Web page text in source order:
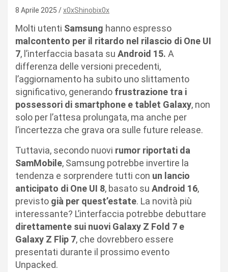
8 Aprile 2025 x0xShinobix0x
Molti utenti Samsung hanno espresso
malcontento per il ritardo nel rilascio di One UI
7, l’interfaccia basata su Android 15. A
differenza delle versioni precedenti,
l’aggiornamento ha subito uno slittamento
significativo, generando frustrazione tra i
possessori di smartphone e tablet Galaxy, non
solo per l’attesa prolungata, ma anche per
l’incertezza che grava ora sulle future release.
Tuttavia, secondo nuovi rumor riportati da
SamMobile, Samsung potrebbe invertire la
tendenza e sorprendere tutti con un lancio
anticipato di One UI 8, basato su Android 16,
previsto già per quest’estate. La novità più
interessante? L’interfaccia potrebbe debuttare
direttamente sui nuovi Galaxy Z Fold 7 e
Galaxy Z Flip 7, che dovrebbero essere
presentati durante il prossimo evento
Unpacked.